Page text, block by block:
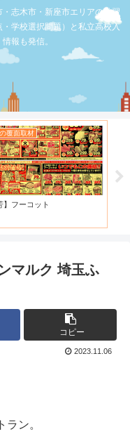
志木市・新座市エリアの学習
学校選択問題）と私立高校入
報も発信。
覆面取材
】フーコット
マルク 埼玉ふ
コピー
2023.11.06
ン。